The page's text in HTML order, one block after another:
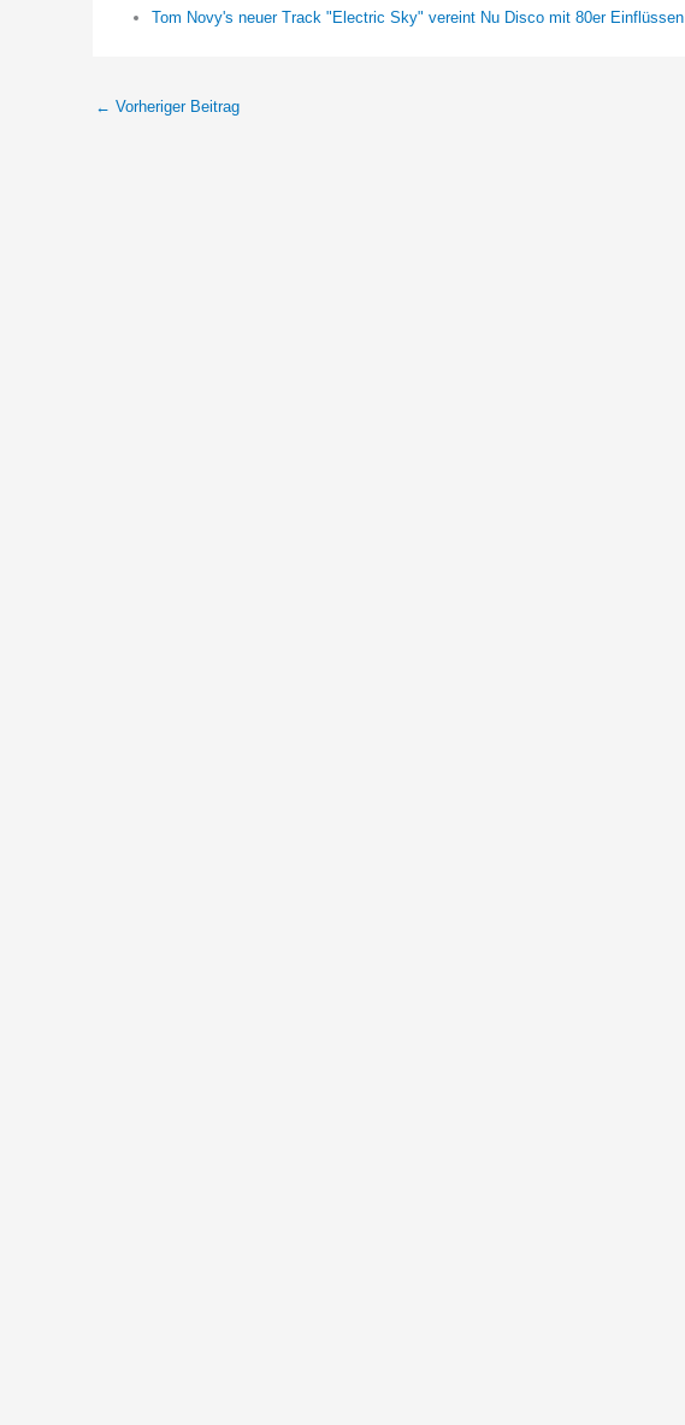
Tom Novy's neuer Track "Electric Sky" vereint Nu Disco mit 80er Einflüssen
← Vorheriger Beitrag